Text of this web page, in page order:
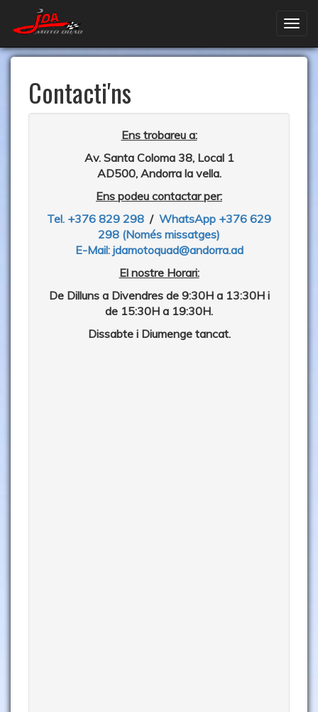
Contacti'ns
Ens trobareu a:
Av. Santa Coloma 38, Local 1
AD500, Andorra la vella.
Ens podeu contactar per:
Tel. +376 829 298 / WhatsApp +376 629
298 (Només missatges)
E-Mail: jdamotoquad@andorra.ad
El nostre Horari:
De Dilluns a Divendres de 9:30H a 13:30H i
de 15:30H a 19:30H.
Dissabte i Diumenge tancat.